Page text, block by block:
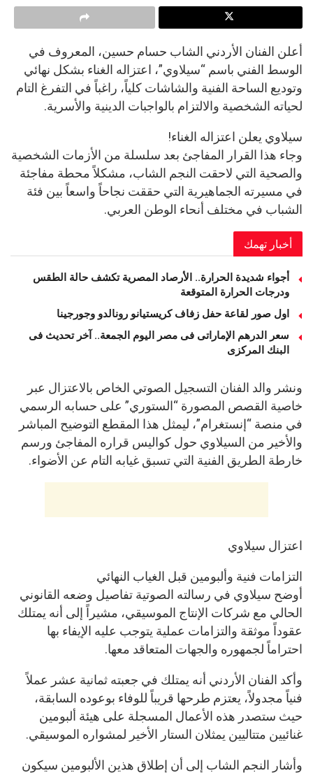
أعلن الفنان الأردني الشاب حسام حسين، المعروف في
الوسط الفني باسم “سيلاوي”، اعتزاله الغناء بشكل نهائي
وتوديع الساحة الفنية والشاشات كلياً، راغباً في التفرغ التام
لحياته الشخصية والالتزام بالواجبات الدينية والأسرية.
سيلاوي يعلن اعتزاله الغناء!
وجاء هذا القرار المفاجئ بعد سلسلة من الأزمات الشخصية
والصحية التي لاحقت النجم الشاب، مشكلاً محطة مفاجئة
في مسيرته الجماهيرية التي حققت نجاحاً واسعاً بين فئة
الشباب في مختلف أنحاء الوطن العربي.
أخبار تهمك
أجواء شديدة الحرارة.. الأرصاد المصرية تكشف حالة الطقس
ودرجات الحرارة المتوقعة
اول صور لقاعة حفل زفاف كريستيانو رونالدو وجورجينا
سعر الدرهم الإماراتى فى مصر اليوم الجمعة.. آخر تحديث فى
البنك المركزى
ونشر والد الفنان التسجيل الصوتي الخاص بالاعتزال عبر
خاصية القصص المصورة “الستوري” على حسابه الرسمي
في منصة “إنستغرام”، ليمثل هذا المقطع التوضيح المباشر
والأخير من السيلاوي حول كواليس قراره المفاجئ ورسم
خارطة الطريق الفنية التي تسبق غيابه التام عن الأضواء.
اعتزال سيلاوي
التزامات فنية وألبومين قبل الغياب النهائي
أوضح سيلاوي في رسالته الصوتية تفاصيل وضعه القانوني
الحالي مع شركات الإنتاج الموسيقي، مشيراً إلى أنه يمتلك
عقوداً موثقة والتزامات عملية يتوجب عليه الإيفاء بها
احتراماً لجمهوره والجهات المتعاقد معها.
وأكد الفنان الأردني أنه يمتلك في جعبته ثمانية عشر عملاً
فنياً مجدولاً، يعتزم طرحها قريباً للوفاء بوعوده السابقة،
حيث ستصدر هذه الأعمال المسجلة على هيئة ألبومين
غنائيين متتاليين يمثلان الستار الأخير لمشواره الموسيقي.
وأشار النجم الشاب إلى أن إطلاق هذين الألبومين سيكون